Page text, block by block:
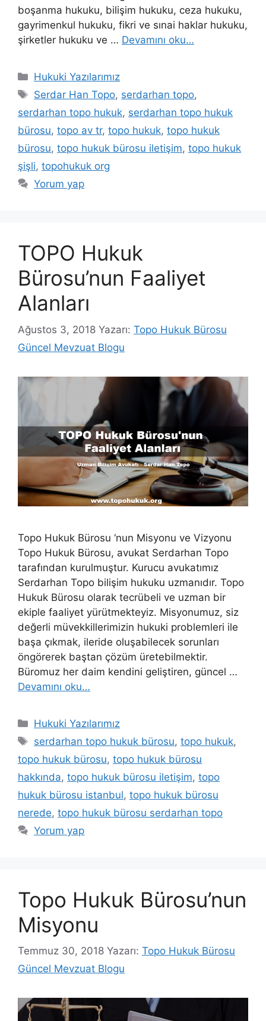
boşanma hukuku, bilişim hukuku, ceza hukuku,
gayrimenkul hukuku, fikri ve sınai haklar hukuku,
şirketler hukuku ve … Devamını oku…
Kategoriler
Hukuki Yazılarımız
Etiketler
Serdar Han Topo, serdarhan topo,
serdarhan topo hukuk, serdarhan topo hukuk
bürosu, topo av tr, topo hukuk, topo hukuk
bürosu, topo hukuk bürosu iletişim, topo hukuk
şişli, topohukuk org
Yorum yap
TOPO Hukuk
Bürosu’nun Faaliyet
Alanları
Ağustos 3, 2018 Yazarı: Topo Hukuk Bürosu
Güncel Mevzuat Blogu
Topo Hukuk Bürosu ‘nun Misyonu ve Vizyonu
Topo Hukuk Bürosu, avukat Serdarhan Topo
tarafından kurulmuştur. Kurucu avukatımız
Serdarhan Topo bilişim hukuku uzmanıdır. Topo
Hukuk Bürosu olarak tecrübeli ve uzman bir
ekiple faaliyet yürütmekteyiz. Misyonumuz, siz
değerli müvekkillerimizin hukuki problemleri ile
başa çıkmak, ileride oluşabilecek sorunları
öngörerek baştan çözüm üretebilmektir.
Büromuz her daim kendini geliştiren, güncel …
Devamını oku…
Kategoriler
Hukuki Yazılarımız
Etiketler
serdarhan topo hukuk bürosu,topo hukuk,
topo hukuk bürosu, topo hukuk bürosu
hakkında, topo hukuk bürosu iletişim, topo
hukuk bürosu istanbul, topo hukuk bürosu
nerede, topo hukuk bürosu serdarhan topo
Yorum yap
Topo Hukuk Bürosu’nun
Misyonu
Temmuz 30, 2018 Yazarı: Topo Hukuk Bürosu
Güncel Mevzuat Blogu